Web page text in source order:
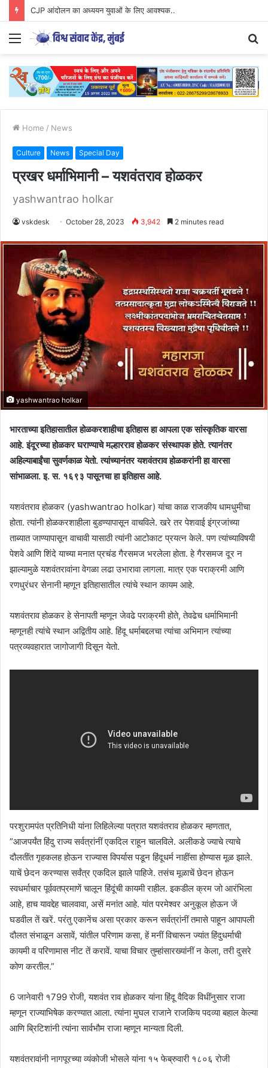
CJP आंदोलन का अध्ययन युवाओं के लिए आवश्यक..
Menu
Home / News
Culture News Special Day
प्रखर धर्माभिमानी – यशवंतराव होळकर
yashwantrao holkar
vskdesk October 28, 2023 3,942 2 minutes read
yashwantrao holkar
भारताच्या इतिहासातील होळकरशाहीचा इतिहास हा आपला एक सांस्कृतिक वारसा
आहे. इंदूरच्या होळकर घराण्याचे मल्हारराव होळकर संस्थापक होते. त्यानंतर
अहिल्याबाईंचा सुवर्णकाळ येतो. त्यांच्यानंतर यशवंतराव होळकरांनी हा वारसा
सांभाळला. इ. स. १६९३ पासूनचा हा इतिहास आहे.
यशवंतराव होळकर (yashwantrao holkar) यांचा काळ राजकीय धामधुमीचा
होता. त्यांनी होळकरशाहीला बुडण्यापासून वाचविले. खरे तर पेशवाई इंग्रजांच्या
ताब्यात जाण्यापासून वाचावी यासाठी त्यांनी आटोकाट प्रयत्न केले. पण त्यांच्याविषयी
पेशवे आणि शिंदे याच्या मनात प्रचंड गैरसमज भरलेला होता. हे गैरसमज दूर न
झाल्यामुळे यशवंतरावांना वेगळा लढा उभारावा लागला. मात्र एक पराक्रमी आणि
रणधुरंधर सेनानी म्हणून इतिहासातील त्यांचे स्थान कायम आहे.
यशवंतराव होळकर हे सेनापती म्हणून जेवढे पराक्रमी होते, तेवढेच धर्माभिमानी
म्हणूनही त्यांचे स्थान अद्वितीय आहे. हिंदू धर्माबद्दलचा त्यांचा अभिमान त्यांच्या
पत्रव्यवहारात जागोजागी दिसून येतो.
परशुरामपंत प्रतिनिधी यांना लिहिलेल्या पत्रात यशवंतराव होळकर म्हणतात,
”आजपर्यंत हिंदु राज्य सर्वत्रांनीं एकदिल राहून चालविले. अलीकडे ज्याचे त्याचे
दौलतींत गृहकलह होऊन राज्यास विपर्यास पडून हिंदूधर्म नाहींसा होण्यास मूळ झाले.
याचें छेदन करण्यास सर्वंत्र एकदिल झाले पाहिजे. तसंच मूळाचें छेदन होऊन
स्वधर्माचार पूर्ववतप्रमाणें चालून हिंदूंची कायमी राहील. इकडील क्रम जो आरंभिला
आहे, हाच यावद्देह चालवावा, असें मनांत आहे. यांत परमेश्वर अनुकूल होऊन जें
घडवील तें खरें. परंतु एकानेंच असा प्रकार करून सर्वत्रांनीं तमासे पाहून आपापली
दौलत संभाळून असावें, यांतील परिणाम कसा, हें मनीं विचारून ज्यांत हिंदुधर्माची
कायमी व परिणामास नीट तें करावें. याचा विचार तुम्हांसारख्यांनीं न केला, तरी दुसरे
कोण करतील.”
6 जानेवारी १799 रोजी, यशवंत राव होळकर यांना हिंदू वैदिक विधींनुसार राजा
म्हणून राज्याभिषेक करण्यात आला. त्यांना मुघल राजाने राजकिय पदव्या बहाल केल्या
आणि ब्रिटिशांनी त्यांना सार्वभौम राजा म्हणून मान्यता दिली.
यशवंतरावांनी नागपूरच्या व्यंकोजी भोसले यांना १५ फेब्रुवारी १८०६ रोजी